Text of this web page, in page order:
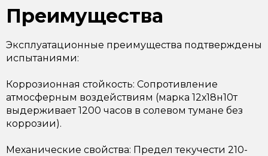
Преимущества
Эксплуатационные преимущества подтверждены
испытаниями:
Коррозионная стойкость: Сопротивление
атмосферным воздействиям (марка 12х18н10т
выдерживает 1200 часов в солевом тумане без
коррозии).
Механические свойства: Предел текучести 210-